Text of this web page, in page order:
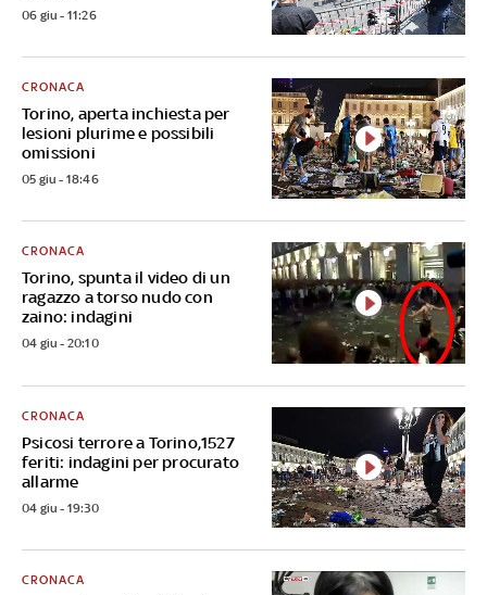
06 giu - 11:26
Torino, aperta inchiesta per
lesioni plurime e possibili
omissioni
CRONACA
05 giu - 18:46
Torino, spunta il video di un
ragazzo a torso nudo con
zaino: indagini
CRONACA
04 giu - 20:10
Psicosi terrore a Torino,1527
feriti: indagini per procurato
allarme
CRONACA
04 giu - 19:30
CRONACA